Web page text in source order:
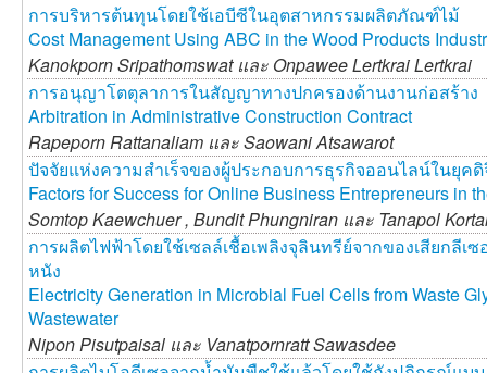
การบริหารต้นทุนโดยใช้เอบีซีในอุตสาหกรรมผลิตภัณฑ์ไม้
Cost Management Using ABC in the Wood Products
Kanokporn Sripathomswat และ Onpawee Lertkrai Lertkrai
การอนุญาโตตุลาการในสัญญาทางปกครองด้านงานก่อสร้าง
Arbitration in Administrative Construction Contract
Rapeporn Rattanaliam และSaowani Atsawarot
ปัจจัยแห่งความสำเร็จของผู้ประกอบการธุรกิจออนไลน์ในยุค
Factors for Success for Online Business Entrepreneurs in
Somtop Kaewchuer , Bundit Phungniran และ Tanapol
การผลิตไฟฟ้าโดยใช้เซลล์เชื้อเพลิงจุลินทรีย์จากของเสียกลีเ
หนัง
Electricity Generation in Microbial Fuel Cells from Waste
Wastewater
Nipon Pisutpaisal และ Vanatpornratt Sawasdee